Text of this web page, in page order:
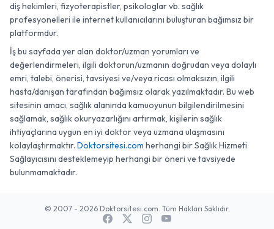
diş hekimleri, fizyoterapistler, psikologlar vb. sağlık
profesyonelleri ile internet kullanıcılarını buluşturan bağımsız bir
platformdur.
İş bu sayfada yer alan doktor/uzman yorumları ve
değerlendirmeleri, ilgili doktorun/uzmanın doğrudan veya dolaylı
emri, talebi, önerisi, tavsiyesi ve/veya ricası olmaksızın, ilgili
hasta/danışan tarafından bağımsız olarak yazılmaktadır. Bu web
sitesinin amacı, sağlık alanında kamuoyunun bilgilendirilmesini
sağlamak, sağlık okuryazarlığını artırmak, kişilerin sağlık
ihtiyaçlarına uygun en iyi doktor veya uzmana ulaşmasını
kolaylaştırmaktır. Doktorsitesi.com herhangi bir Sağlık Hizmeti
Sağlayıcısını desteklemeyip herhangi bir öneri ve tavsiyede
bulunmamaktadır.
© 2007 - 2026 Doktorsitesi.com. Tüm Hakları Saklıdır.